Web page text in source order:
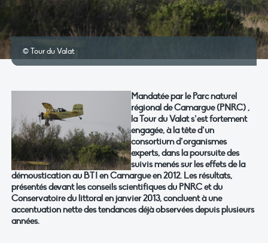
© Tour du Valat
Mandatée par le Parc naturel
régional de Camargue (PNRC) ,
la Tour du Valat s’est fortement
engagée, à la tête d’un
consortium d’organismes
experts, dans la poursuite des
suivis menés sur les effets de la
démoustication au BTI en Camargue en 2012. Les résultats,
présentés devant les conseils scientifiques du PNRC et du
Conservatoire du littoral en janvier 2013, concluent à une
accentuation nette des tendances déjà observées depuis plusieurs
années.